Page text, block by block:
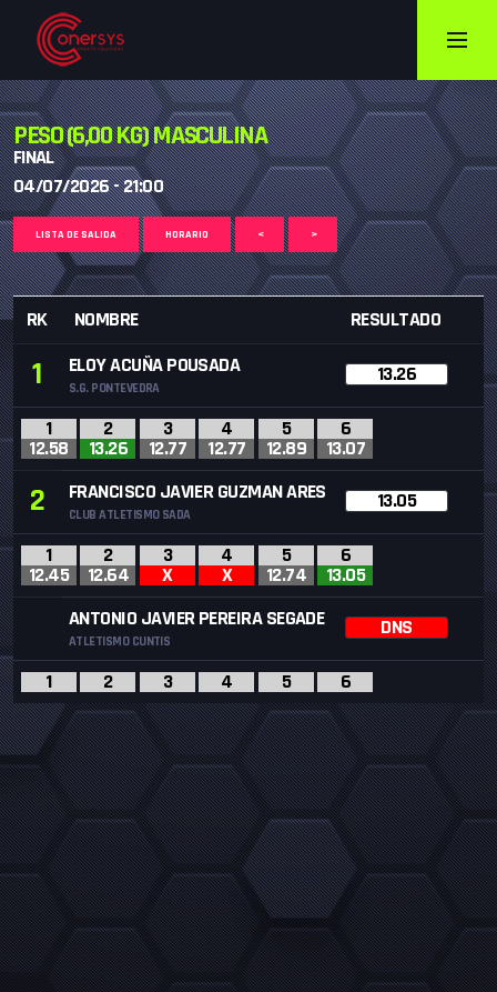
PESO (6,00 KG) MASCULINA
FINAL
04/07/2026 - 21:00
LISTA DE SALIDA HORARIO < >
RK NOMBRE RESULTADO
1 ELOY ACUÑA POUSADA
S.G. PONTEVEDRA
13.26
1
12.58
2
13.26
3
12.77
4
12.77
5
12.89
6
13.07
2 FRANCISCO JAVIER GUZMAN ARES
CLUB ATLETISMO SADA
13.05
1
12.45
2
12.64
3
X
4
X
5
12.74
6
13.05
ANTONIO JAVIER PEREIRA SEGADE
ATLETISMO CUNTIS
DNS
1 2 3 4 5 6